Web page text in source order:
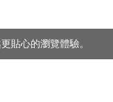
貼心的瀏覽體驗。